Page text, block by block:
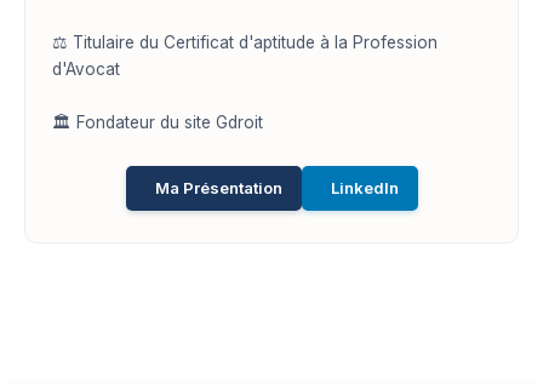
⚖️ Titulaire du Certificat d'aptitude à la Profession
d'Avocat
🏛️ Fondateur du site Gdroit
Ma Présentation LinkedIn